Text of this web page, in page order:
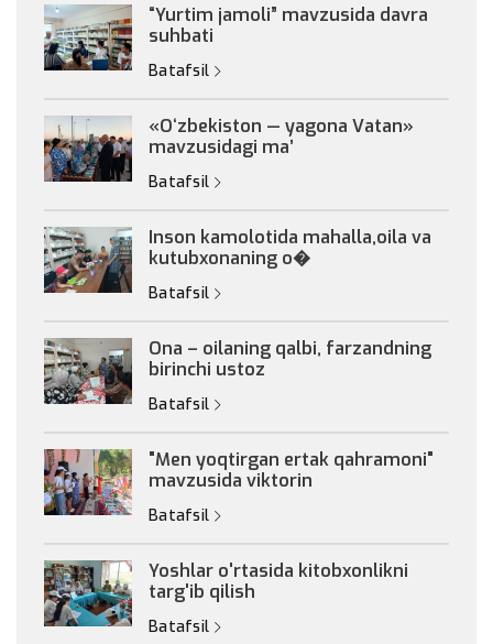
“Yurtim jamoli” mavzusida davra
suhbati
Batafsil
«Oʻzbekiston — yagona Vatan»
mavzusidagi maʼ
Batafsil
Inson kamolotida mahalla,oila va
kutubxonaning o�
Batafsil
Ona – oilaning qalbi, farzandning
birinchi ustoz
Batafsil
"Men yoqtirgan ertak qahramoni"
mavzusida viktorin
Batafsil
Yoshlar o'rtasida kitobxonlikni
targ'ib qilish
Batafsil